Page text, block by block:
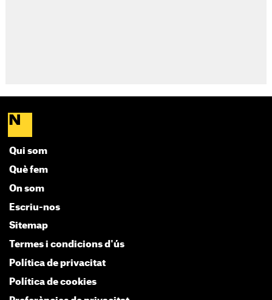
Qui som
Què fem
On som
Escriu-nos
Sitemap
Termes i condicions d'ús
Política de privacitat
Política de cookies